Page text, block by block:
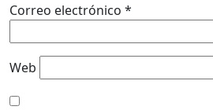
Correo electrónico *
Web